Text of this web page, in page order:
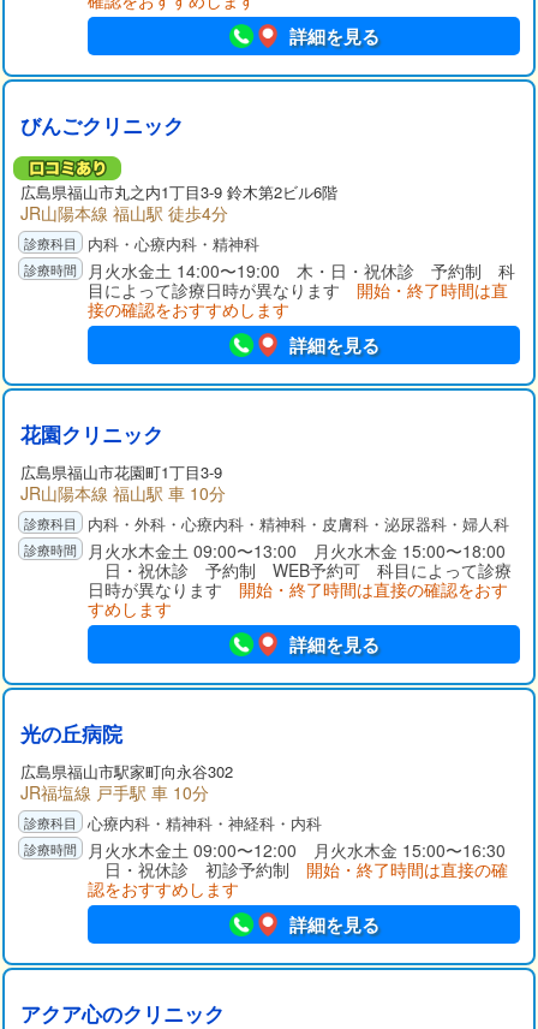
詳細を見る
びんごクリニック
広島県福山市丸之内1丁目3-9 鈴木第2ビル6階
JR山陽本線 福山駅 徒歩4分
内科・心療内科・精神科
月火水金土 14:00〜19:00 木・日・祝休診 予約制 科
目によって診療日時が異なります 開始・終了時間は直
接の確認をおすすめします
詳細を見る
花園クリニック
広島県福山市花園町1丁目3-9
JR山陽本線 福山駅 車 10分
内科・外科・心療内科・精神科・皮膚科・泌尿器科・婦人科
月火水木金土 09:00〜13:00 月火水木金 15:00〜18:00
日・祝休診 予約制 WEB予約可 科目によって診療
日時が異なります 開始・終了時間は直接の確認をおす
すめします
詳細を見る
光の丘病院
広島県福山市駅家町向永谷302
JR福塩線 戸手駅 車 10分
心療内科・精神科・神経科・内科
月火水木金土 09:00〜12:00 月火水木金 15:00〜16:30
日・祝休診 初診予約制 開始・終了時間は直接の確
認をおすすめします
詳細を見る
アクア心のクリニック